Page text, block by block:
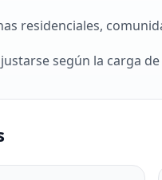
residenciales,
según la carga